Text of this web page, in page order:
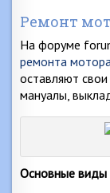
Ремонт
На форуме
ремонта
оставляют
мануалы,
Основные виды